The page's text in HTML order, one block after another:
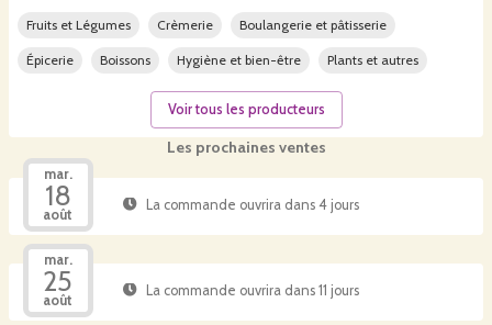
Les prochaines ventes
mar.
18
août
La commande ouvrira dans 4 jours
mar.
25
août
La commande ouvrira dans 11 jours
Fruits et Légumes Crèmerie Boulangerie et pâtisserie
Épicerie Boissons Hygiène et bien-être Plants et autres
Voir tous les producteurs